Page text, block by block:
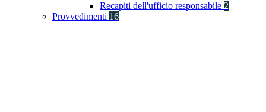
Recapiti dell'ufficio responsabile 2
Provvedimenti 16